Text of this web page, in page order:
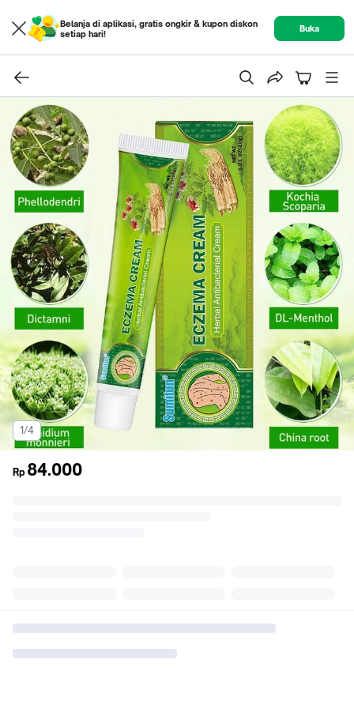
Belanja di aplikasi, gratis ongkir & kupon diskon
setiap hari!
Buka
1/4
Rp 84.000